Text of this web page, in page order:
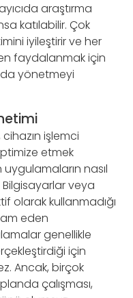
araştırma
katılabilir. Çok
iyileştirir ve her
faydalanmak için
yönetmeyi
işlemci
etmek
nasıl
veya
olarak kullanmadığı
eden
genellikle
için
Ancak, birçok
çalışması,